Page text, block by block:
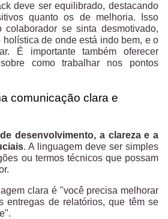
deve ser equilibrado, destacando
quanto os de melhoria. Isso
se sinta desmotivado,
holística de onde está indo bem, e o
É importante também oferecer
como trabalhar nos pontos
comunicação clara e
desenvolvimento, a clareza e a
. A linguagem deve ser simples
ou termos técnicos que possam
clara é "você precisa melhorar
entregas de relatórios, que têm se